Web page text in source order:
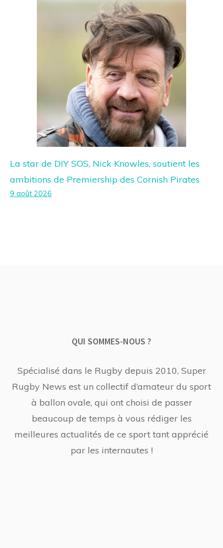
La star de DIY SOS, Nick Knowles, soutient les
ambitions de Premiership des Cornish Pirates
9 août 2026
QUI SOMMES-NOUS ?
Spécialisé dans le Rugby depuis 2010, Super
Rugby News est un collectif d’amateur du sport
à ballon ovale, qui ont choisi de passer
beaucoup de temps à vous rédiger les
meilleures actualités de ce sport tant apprécié
par les internautes !